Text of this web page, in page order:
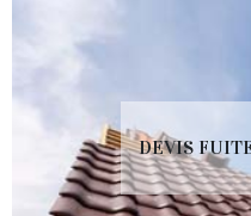
DEVIS